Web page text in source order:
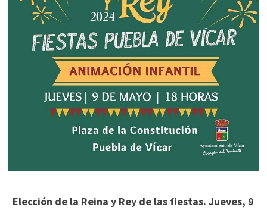
Elección de la Reina y Rey de las fiestas. Jueves, 9